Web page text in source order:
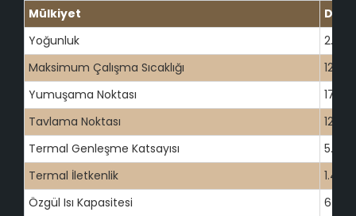
Mülkiyet
Yoğunluk
2.2
Maksimum Çalışma Sıcaklığı
1200
Yumuşama Noktası
1730
Tavlama Noktası
1215
Termal Genleşme Katsayısı
5.5 ×
Termal İletkenlik
1.4
Özgül Isı Kapasitesi
670